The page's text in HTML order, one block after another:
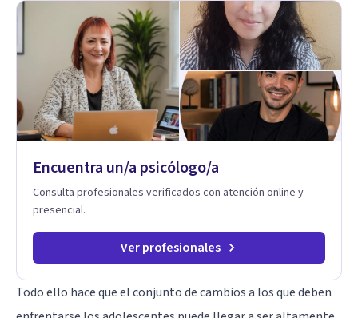
trabajado en distintos contextos clínicos con niños,
Adolescentes y Adultos
Encuentra un/a psicólogo/a
Consulta profesionales verificados con atención online y
presencial.
Ver profesionales
Todo ello hace que el conjunto de cambios a los que deben